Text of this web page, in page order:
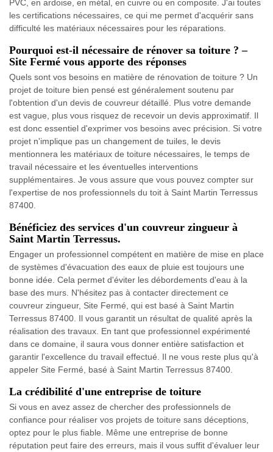
PVC, en ardoise, en métal, en cuivre ou en composite. J'ai toutes
les certifications nécessaires, ce qui me permet d'acquérir sans
difficulté les matériaux nécessaires pour les réparations.
Pourquoi est-il nécessaire de rénover sa toiture ? –
Site Fermé vous apporte des réponses
Quels sont vos besoins en matière de rénovation de toiture ? Un
projet de toiture bien pensé est généralement soutenu par
l'obtention d'un devis de couvreur détaillé. Plus votre demande
est vague, plus vous risquez de recevoir un devis approximatif. Il
est donc essentiel d'exprimer vos besoins avec précision. Si votre
projet n'implique pas un changement de tuiles, le devis
mentionnera les matériaux de toiture nécessaires, le temps de
travail nécessaire et les éventuelles interventions
supplémentaires. Je vous assure que vous pouvez compter sur
l'expertise de nos professionnels du toit à Saint Martin Terressus
87400.
Bénéficiez des services d'un couvreur zingueur à
Saint Martin Terressus.
Engager un professionnel compétent en matière de mise en place
de systèmes d'évacuation des eaux de pluie est toujours une
bonne idée. Cela permet d'éviter les débordements d'eau à la
base des murs. N'hésitez pas à contacter directement ce
couvreur zingueur, Site Fermé, qui est basé à Saint Martin
Terressus 87400. Il vous garantit un résultat de qualité après la
réalisation des travaux. En tant que professionnel expérimenté
dans ce domaine, il saura vous donner entière satisfaction et
garantir l'excellence du travail effectué. Il ne vous reste plus qu'à
appeler Site Fermé, basé à Saint Martin Terressus 87400.
La crédibilité d'une entreprise de toiture
Si vous en avez assez de chercher des professionnels de
confiance pour réaliser vos projets de toiture sans déceptions,
optez pour le plus fiable. Même une entreprise de bonne
réputation peut faire des erreurs, mais il vous suffit d'évaluer leur